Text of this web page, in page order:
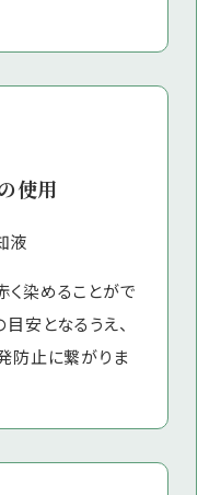
使用
染めることがで
安となるうえ、
防止に繋がりま